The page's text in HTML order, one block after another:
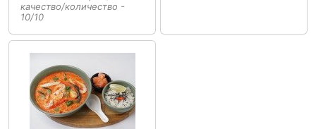
качество/количество -
10/10